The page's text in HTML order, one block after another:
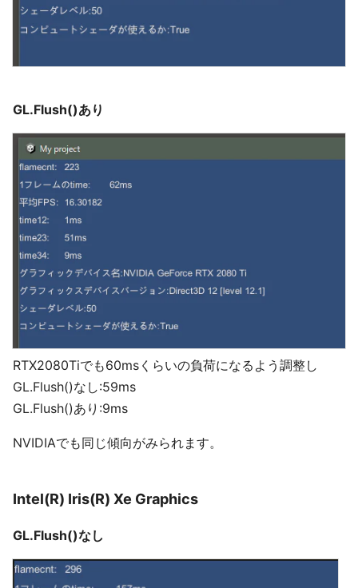
GL.Flush()あり
RTX2080Tiでも60msくらいの負荷になるよう調整し
GL.Flush()なし:59ms
GL.Flush()あり:9ms
NVIDIAでも同じ傾向がみられます。
Intel(R) Iris(R) Xe Graphics
GL.Flush()なし